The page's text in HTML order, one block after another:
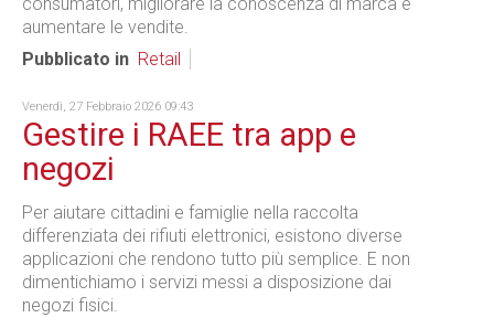
aumentare le vendite.
Pubblicato in Retail
Venerdì, 27 Febbraio 2026 09:43
Gestire i RAEE tra app e
negozi
Per aiutare cittadini e famiglie nella raccolta
differenziata dei rifiuti elettronici, esistono diverse
applicazioni che rendono tutto più semplice. E non
dimentichiamo i servizi messi a disposizione dai
negozi fisici.